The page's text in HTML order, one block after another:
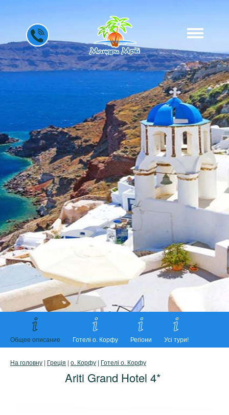
Общее описание Готелі о. Корфу Регіони Усі тури!
На головну | Греція | о. Корфу | Готелі о. Корфу
Ariti Grand Hotel 4*